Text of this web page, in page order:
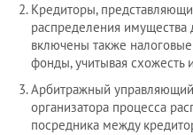
Кредиторы,
распределения имущества
включены также
фонды, учитывая схожесть
Арбитражный
организатора процесса
посредника между